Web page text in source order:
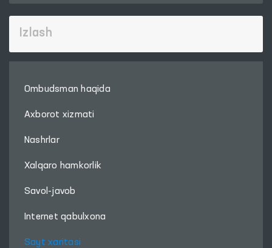
Ombudsman haqida
Axborot xizmati
Nashrlar
Xalqaro hamkorlik
Savol-javob
Internet qabulxona
Sayt xaritasi